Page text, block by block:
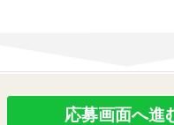
応募画面へ進